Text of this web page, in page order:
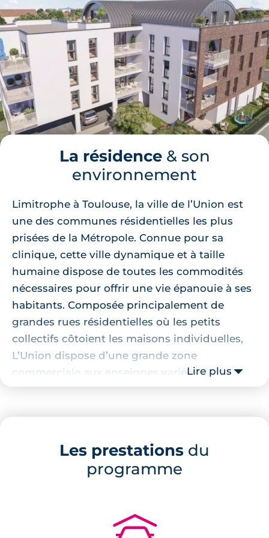
La résidence& son
environnement
Limitrophe à Toulouse, la ville de l’Union est
une des communes résidentielles les plus
prisées de la Métropole. Connue pour sa
clinique, cette ville dynamique et à taille
humaine dispose de toutes les commodités
nécessaires pour offrir une vie épanouie à ses
habitants. Composée principalement de
grandes rues résidentielles où les petits
collectifs côtoient les maisons individuelles,
L’Union dispose d’une grande zone
commerciale aux enseignes variées. Les
habitants peuvent ainsi facilement faire leurs
la présence du lac de Saint-Caprais, parfait
pour les activités nautiques et sportives. Les
qui permet de rejoindre facilement les lignes
Lire plus
Les prestations du
programme